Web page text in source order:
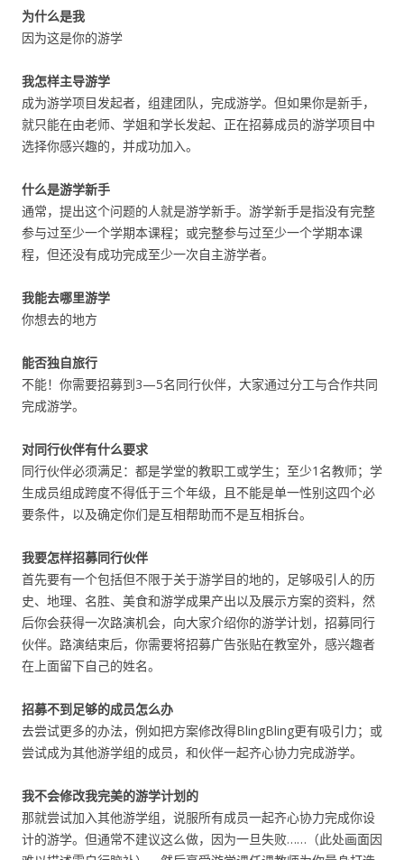
为什么是我
因为这是你的游学
我怎样主导游学
成为游学项目发起者，组建团队，完成游学。但如果你是新手，
就只能在由老师、学姐和学长发起、正在招募成员的游学项目中
选择你感兴趣的，并成功加入。
什么是游学新手
通常，提出这个问题的人就是游学新手。游学新手是指没有完整
参与过至少一个学期本课程；或完整参与过至少一个学期本课
程，但还没有成功完成至少一次自主游学者。
我能去哪里游学
你想去的地方
能否独自旅行
不能！你需要招募到3—5名同行伙伴，大家通过分工与合作共同
完成游学。
对同行伙伴有什么要求
同行伙伴必须满足：都是学堂的教职工或学生；至少1名教师；学
生成员组成跨度不得低于三个年级，且不能是单一性别这四个必
要条件，以及确定你们是互相帮助而不是互相拆台。
我要怎样招募同行伙伴
首先要有一个包括但不限于关于游学目的地的，足够吸引人的历
史、地理、名胜、美食和游学成果产出以及展示方案的资料，然
后你会获得一次路演机会，向大家介绍你的游学计划，招募同行
伙伴。​路演结束后，你需要将招募广告张贴在教室外，感兴趣者
在上面留下自己的姓名。
招募不到足够的成员怎么办
去尝试更多的办法，例如把方案修改得BlingBling更有吸引力；或
尝试成为其他游学组的成员，和伙伴一起齐心协力完成游学。
我不会修改我完美的游学计划的
那就尝试加入其他游学组，说服所有成员一起齐心协力完成你设
计的游学。但通常不建议这么做，因为一旦失败……（此处画面因